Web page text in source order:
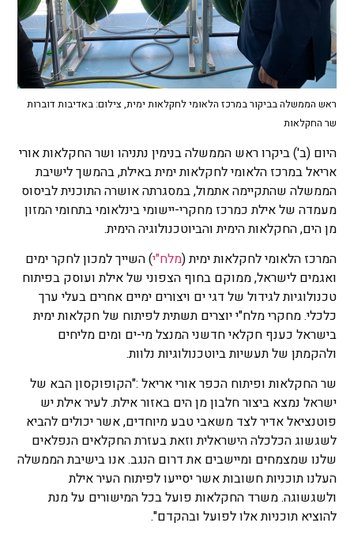
ראש הממשלה בביקור במרכז הלאומי לחקלאות ימית, צילום: באדיבות דוברות
שר החקלאות
היום (ב') ביקרו ראש הממשלה בנימין נתניהו ושר החקלאות אורי
אריאל במרכז הלאומי לחקלאות ימית באילת, בהמשך לישיבת
הממשלה שהתקיימה אתמול, במסגרתה אושרה התוכנית לביסוס
מעמדה של אילת כמרכז מחקרי-יישומי בינלאומי בתחומי המזון
מן הים, החקלאות הימית והביוטכנולוגיה הימית.
המרכז הלאומי לחקלאות ימית (מלח"י) השייך למכון לחקר ימים
ואגמים לישראל, ממוקם בחוף הצפוני של אילת ועוסק בפיתוח
טכנולוגיות לגידול של דגי ים ויצורים ימיים אחרים בעלי ערך
כלכלי. מחקרי מלח"י יוצרים תשתית לפיתוח של חקלאות ימית
בישראל כענף חקלאי חדשני המנצל מי-ים ומים מליחים
ולהקמתן של תעשיות ביוטכנולוגיות נלוות.
שר החקלאות ופיתוח הכפר אורי אריאל :"הקופוקסון הבא של
ישראל נמצא ביצור חלבון מן הים באזור אילת. לעיר אילת יש
פוטנציאל אדיר לצד משאבי טבע מיוחדים, אשר יכולים להביא
לשגשוג הכלכלה הישראלית וזאת בעזרת החקלאים הנפלאים
שלנו שמצמחים ומיישבים את דרום הנגב. אנו בישיבת הממשלה
העלנו תוכניות חשובות אשר יסייעו לפיתוח העיר אילת
ולשגשוגה. משרד החקלאות פועל בכל המישורים על מנת
להוציא תוכניות אלו לפועל ובהקדם".